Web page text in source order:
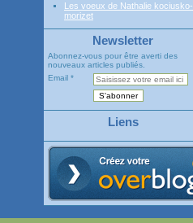
Les voeux de Nathalie kociusko-
morizet
Newsletter
Abonnez-vous pour être averti des
nouveaux articles publiés.
Email
Liens